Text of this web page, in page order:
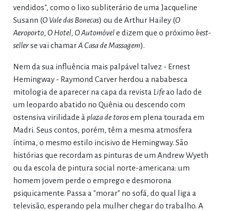
vendidos", como o lixo subliterário de uma Jacqueline
Susann (O Vale das Bonecas) ou de Arthur Hailey (O
Aeroporto, O Hotel, O Automóvele dizem que o próximo best-
sellerse vai chamarA Casa de Massagem).
Nem da sua influência mais palpável talvez - Ernest
Hemingway - Raymond Carver herdou a nababesca
mitologia de aparecer na capa da revista Lifeao lado de
um leopardo abatido no Quênia ou descendo com
ostensiva virilidade à plaza de torosem plena tourada em
Madri. Seus contos, porém, têm a mesma atmosfera
íntima, o mesmo estilo incisivo de Hemingway. São
histórias que recordam as pinturas de um Andrew Wyeth
ou da escola de pintura social norte-americana: um
homem jovem perde o emprego e desmorona
psiquicamente. Passa a "morar" no sofá, do qual liga a
televisão, esperando pela mulher chegar do trabalho. A